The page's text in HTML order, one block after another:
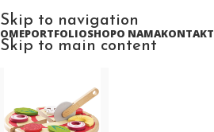
Skip to navigation
Skip to main content
PORTFOLIOSHOPO NAMAKONTAKT